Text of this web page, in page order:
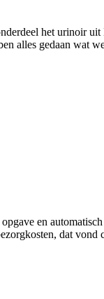
het urinoir
alles gedaan wat
en
dat